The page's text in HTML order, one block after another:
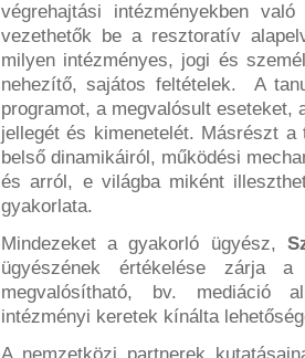
végrehajtási intézményekben
vezethetők be a resztoratív
milyen intézményes, jogi és
nehezítő, sajátos feltételek. A
programot, a megvalósult
jellegét és kimenetelét. Másrészt
belső dinamikáiról, működési
és arról, e világba miként
gyakorlata.
Mindezeket a gyakorló ügyész,
ügyészének értékelése zárja a
megvalósítható, bv. mediáció
intézményi keretek kínálta